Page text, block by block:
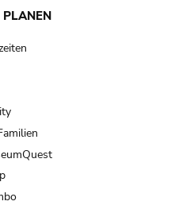
PLANEN